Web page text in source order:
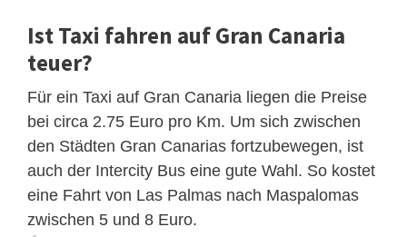
Ist Taxi fahren auf Gran Canaria
teuer?
Für ein Taxi auf Gran Canaria liegen die Preise
bei circa 2.75 Euro pro Km. Um sich zwischen
den Städten Gran Canarias fortzubewegen, ist
auch der Intercity Bus eine gute Wahl. So kostet
eine Fahrt von Las Palmas nach Maspalomas
zwischen 5 und 8 Euro.